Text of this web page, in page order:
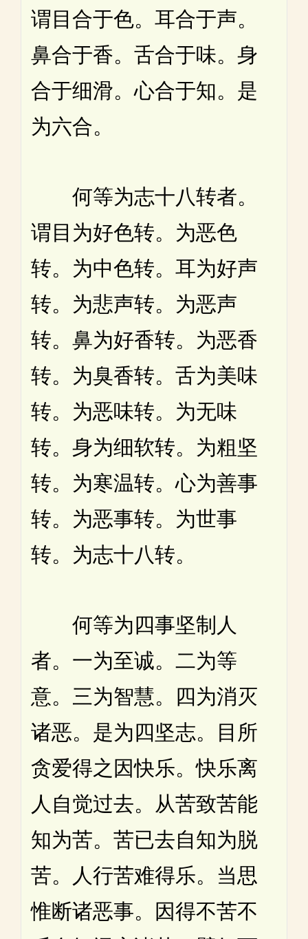
谓目合于色。耳合于声。
鼻合于香。舌合于味。身
合于细滑。心合于知。是
为六合。
何等为志十八转者。
谓目为好色转。为恶色
转。为中色转。耳为好声
转。为悲声转。为恶声
转。鼻为好香转。为恶香
转。为臭香转。舌为美味
转。为恶味转。为无味
转。身为细软转。为粗坚
转。为寒温转。心为善事
转。为恶事转。为世事
转。为志十八转。
何等为四事坚制人
者。一为至诚。二为等
意。三为智慧。四为消灭
诸恶。是为四坚志。目所
贪爱得之因快乐。快乐离
人自觉过去。从苦致苦能
知为苦。苦已去自知为脱
苦。人行苦难得乐。当思
惟断诸恶事。因得不苦不